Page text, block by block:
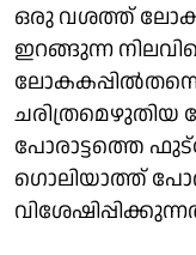
ഒരു വശത്ത്
ഇറങ്ങുന്ന
ചരിത്രമെഴുതിയ
പോരാട്ടത്തെ
ഗൊലിയാത്ത്